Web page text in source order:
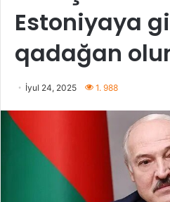
Estoniyaya
qadağan
İyul 24, 2025 1. 988